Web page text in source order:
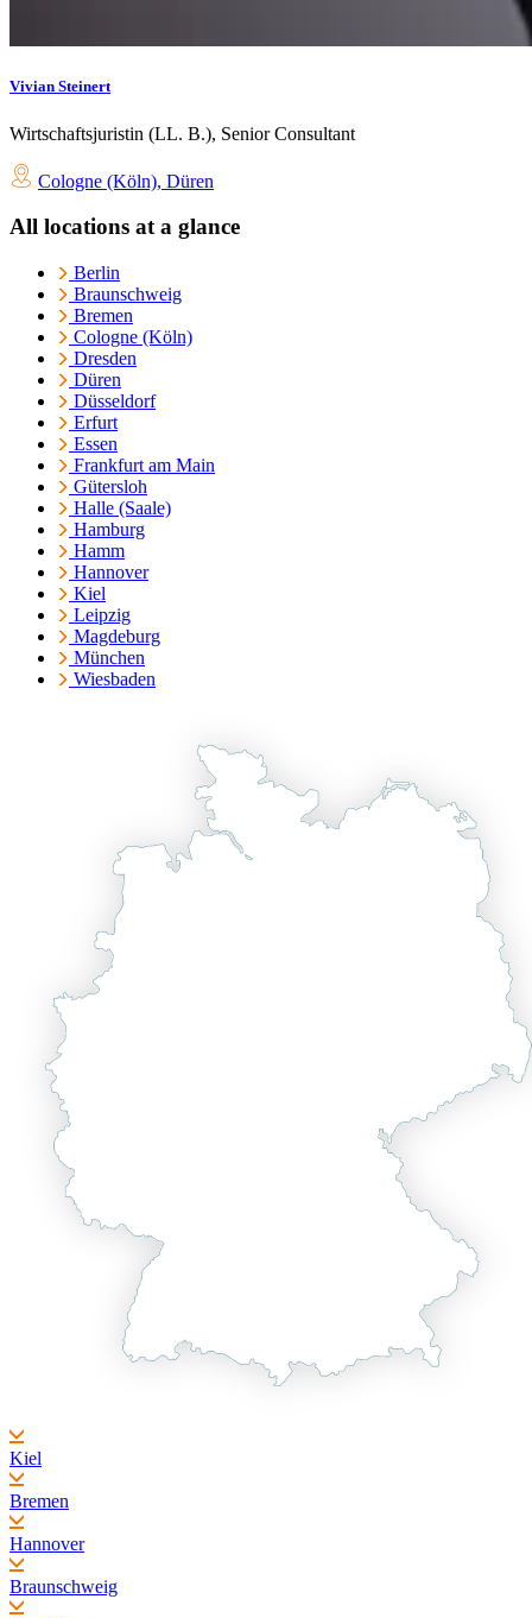
Vivian Steinert
Wirtschaftsjuristin (LL. B.), Senior Consultant
Cologne (Köln), Düren
All locations at a glance
Berlin
Braunschweig
Bremen
Cologne (Köln)
Dresden
Düren
Düsseldorf
Erfurt
Essen
Frankfurt am Main
Gütersloh
Halle (Saale)
Hamburg
Hamm
Hannover
Kiel
Leipzig
Magdeburg
München
Wiesbaden
Kiel
Bremen
Hannover
Braunschweig